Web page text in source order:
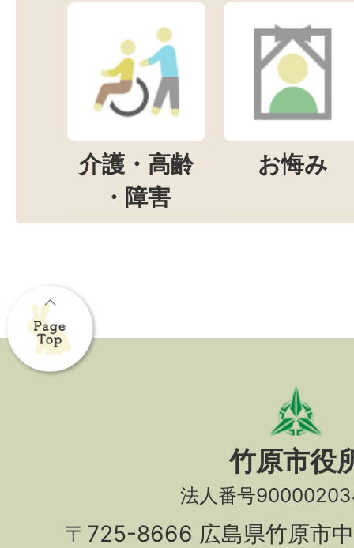
介護・高齢
・障害
お悔み
竹原市役
法人番号
〒725-8666 広島県竹原市